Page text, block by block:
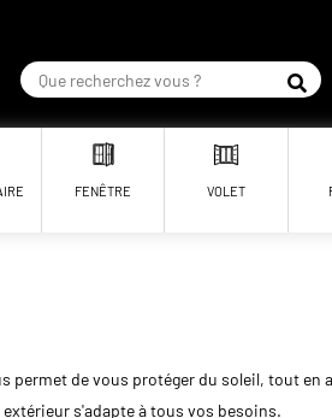
FENÊTRE VOLET
de vous protéger du soleil, tout en
s'adapte à tous vos besoins.